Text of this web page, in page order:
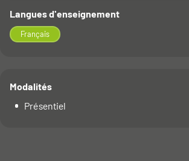
Langues d'enseignement
Français
Modalités
Présentiel